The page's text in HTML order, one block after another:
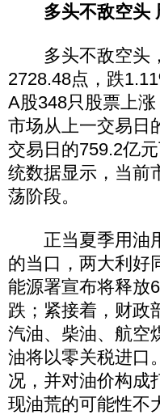
多头不敌空头
多头不敌空头，
2728.48点，跌
A股348只股票上
市场从上一交易日
交易日的759.2亿
统数据显示，当前
荡阶段。
正当夏季用油用
的当口，两大利好
能源署宣布将释放
跌；紧接着，财政
汽油、柴油、航空
油将以零关税进口
况，并对油价构成
现油荒的可能性不